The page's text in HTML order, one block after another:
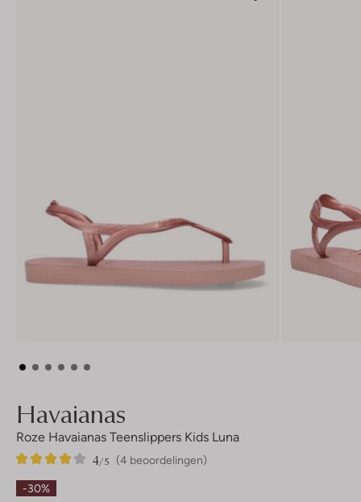
Havaianas
Roze Havaianas Teenslippers Kids Luna
(4 beoordelingen)
4/5
4
4
Sterren
-30%